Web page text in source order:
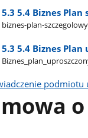
5.3 5.4 Biznes Plan
biznes-plan-
5.3 5.4 Biznes
podmiotu